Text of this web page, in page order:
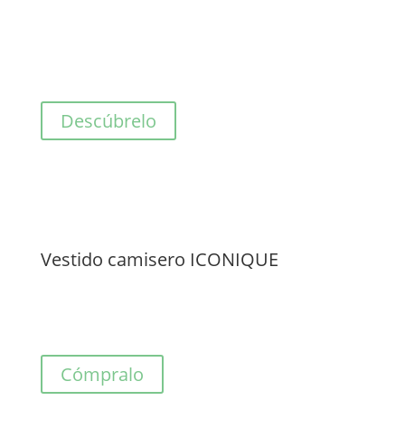
Descúbrelo
Vestido camisero ICONIQUE
Cómpralo